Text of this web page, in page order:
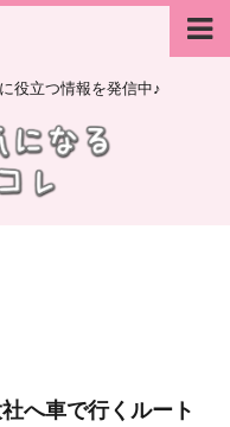
役立つ情報を発信中♪
へ車で行くルート